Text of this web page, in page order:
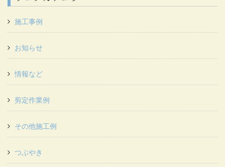
施工事例
お知らせ
情報など
剪定作業例
その他施工例
つぶやき